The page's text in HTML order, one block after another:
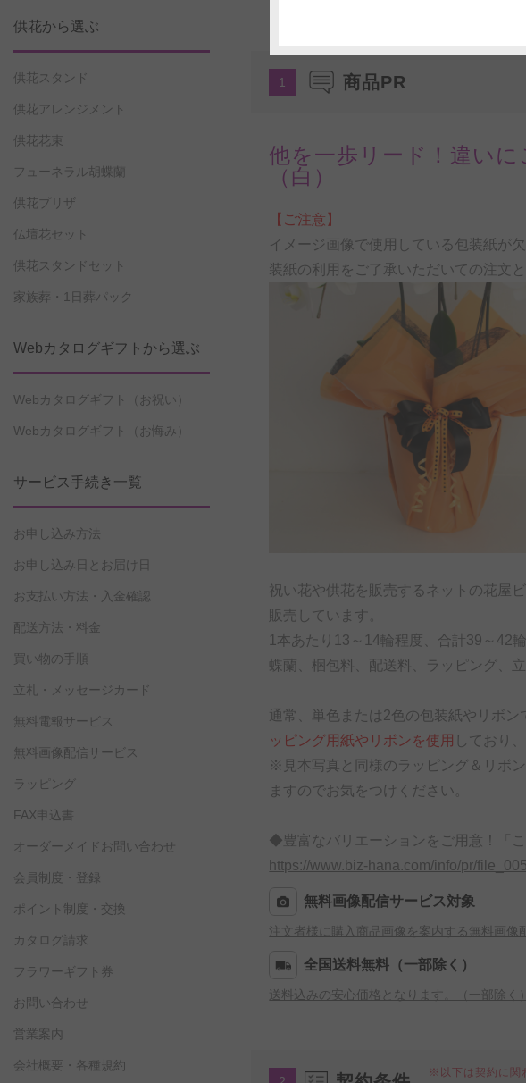
1 商品PR
他を一歩リード！違い
（白）
【ご注意】
イメージ画像で使用している包装紙が
装紙の利用をご了承いただいての注文
祝い花や供花を販売するネットの花屋
販売しています。
1本あたり13～14輪程度、合計39～42
蝶蘭、梱包料、配送料、ラッピング、
通常、単色または2色の包装紙やリボ
ッピング用紙やリボンを使用
しており
※見本写真と同様のラッピング＆リボ
ますのでお気をつけください。
◆豊富なバリエーションをご用意！「
https://www.biz-hana.com/info/pr/
無料画像配信サービス対象
注文者様に購入商品画像を案内する無料画
全国送料無料（一部除く）
送料込みの安心価格となります。（一部除
※以下は契約に関
供花から選ぶ
供花スタンド
供花アレンジメント
供花花束
フューネラル胡蝶蘭
供花プリザ
仏壇花セット
供花スタンドセット
家族葬・1日葬パック
Webカタログギフトから選ぶ
Webカタログギフト（お祝い）
Webカタログギフト（お悔み）
サービス手続き一覧
お申し込み方法
お申し込み日とお届け日
お支払い方法・入金確認
配送方法・料金
買い物の手順
立札・メッセージカード
無料電報サービス
無料画像配信サービス
ラッピング
FAX申込書
オーダーメイドお問い合わせ
会員制度・登録
ポイント制度・交換
カタログ請求
フラワーギフト券
お問い合わせ
営業案内
会社概要・各種規約